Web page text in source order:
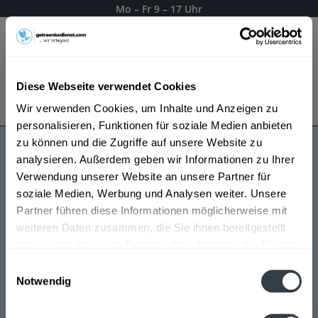
Diese Webseite verwendet Cookies
Wir verwenden Cookies, um Inhalte und Anzeigen zu
personalisieren, Funktionen für soziale Medien anbieten
zu können und die Zugriffe auf unsere Website zu
analysieren. Außerdem geben wir Informationen zu Ihrer
Verwendung unserer Website an unsere Partner für
soziale Medien, Werbung und Analysen weiter. Unsere
Partner führen diese Informationen möglicherweise mit
weiteren Daten zusammen, die Sie ihnen bereitgestellt
Notwendig
Mo – Fr 9 – 17 Uhr
Es gilt unsereDatenschutzerklärung
Dodds Gin